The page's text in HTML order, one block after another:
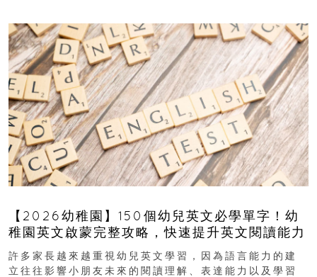
【2026幼稚園】150個幼兒英文必學單字！幼
稚園英文啟蒙完整攻略，快速提升英文閱讀能力
許多家長越來越重視幼兒英文學習，因為語言能力的建
立往往影響小朋友未來的閱讀理解、表達能力以及學習